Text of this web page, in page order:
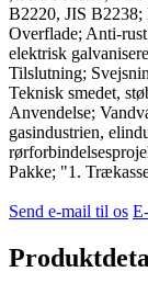
B2220, JIS B2238;
Overflade; Anti-
elektrisk
Tilslutning;
Teknisk smedet,
Anvendelse;
gasindustrien,
Pakke; "1.
Send e-mail til os